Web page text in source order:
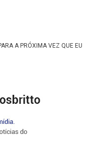
A PRÓXIMA VEZ QUE EU